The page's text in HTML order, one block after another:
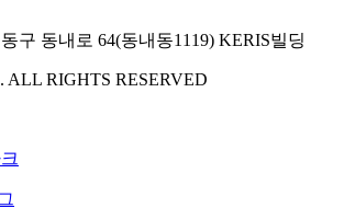
구 동내로 64(동내동1119) KERIS빌딩
ALL RIGHTS RESERVED